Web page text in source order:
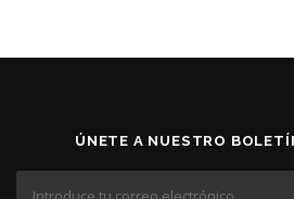
ÚNETE A NUESTRO